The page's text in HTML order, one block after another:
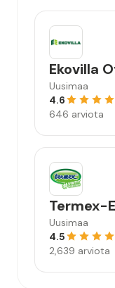
Ekovilla
Uusimaa
4.6
646 arviota
Termex-
Uusimaa
4.5
2,639 arviota